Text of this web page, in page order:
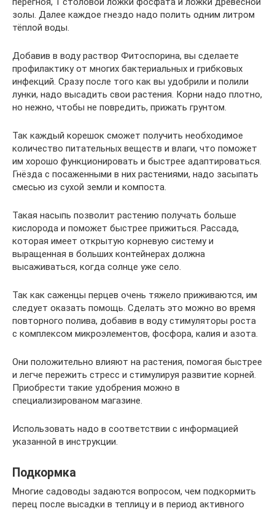
золы. Далее каждое гнездо надо полить одним литром
тёплой воды.
Добавив в воду раствор Фитоспорина, вы сделаете
профилактику от многих бактериальных и грибковых
инфекций. Сразу после того как вы удобрили и полили
лунки, надо высадить свои растения. Корни надо плотно,
но нежно, чтобы не повредить, прижать грунтом.
Так каждый корешок сможет получить необходимое
количество питательных веществ и влаги, что поможет
им хорошо функционировать и быстрее адаптироваться.
Гнёзда с посаженными в них растениями, надо засыпать
смесью из сухой земли и компоста.
Такая насыпь позволит растению получать больше
кислорода и поможет быстрее прижиться. Рассада,
которая имеет открытую корневую систему и
выращенная в больших контейнерах должна
высаживаться, когда солнце уже село.
Так как саженцы перцев очень тяжело приживаются, им
следует оказать помощь. Сделать это можно во время
повторного полива, добавив в воду стимуляторы роста
с комплексом микроэлементов, фосфора, калия и азота.
Они положительно влияют на растения, помогая быстрее
и легче пережить стресс и стимулируя развитие корней.
Приобрести такие удобрения можно в
специализированом магазине.
Использовать надо в соответствии с информацией
указанной в инструкции.
Подкормка
Многие садоводы задаются вопросом, чем подкормить
перец после высадки в теплицу и в период активного